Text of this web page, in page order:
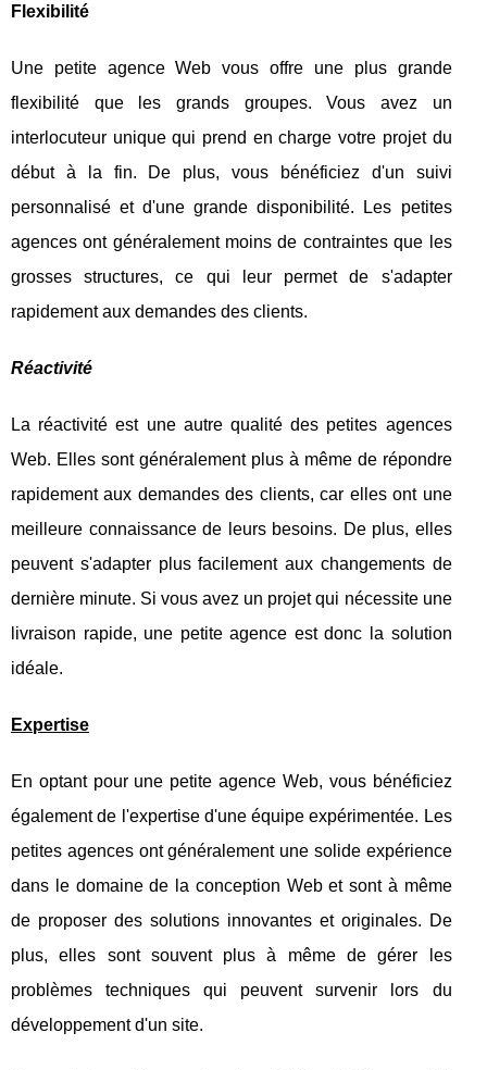
Flexibilité
Une petite agence Web vous offre une plus grande
flexibilité que les grands groupes. Vous avez un
interlocuteur unique qui prend en charge votre projet du
début à la fin. De plus, vous bénéficiez d'un suivi
personnalisé et d'une grande disponibilité. Les petites
agences ont généralement moins de contraintes que les
grosses structures, ce qui leur permet de s'adapter
rapidement aux demandes des clients.
Réactivité
La réactivité est une autre qualité des petites agences
Web. Elles sont généralement plus à même de répondre
rapidement aux demandes des clients, car elles ont une
meilleure connaissance de leurs besoins. De plus, elles
peuvent s'adapter plus facilement aux changements de
dernière minute. Si vous avez un projet qui nécessite une
livraison rapide, une petite agence est donc la solution
idéale.
Expertise
En optant pour une petite agence Web, vous bénéficiez
également de l'expertise d'une équipe expérimentée. Les
petites agences ont généralement une solide expérience
dans le domaine de la conception Web et sont à même
de proposer des solutions innovantes et originales. De
plus, elles sont souvent plus à même de gérer les
problèmes techniques qui peuvent survenir lors du
développement d'un site.